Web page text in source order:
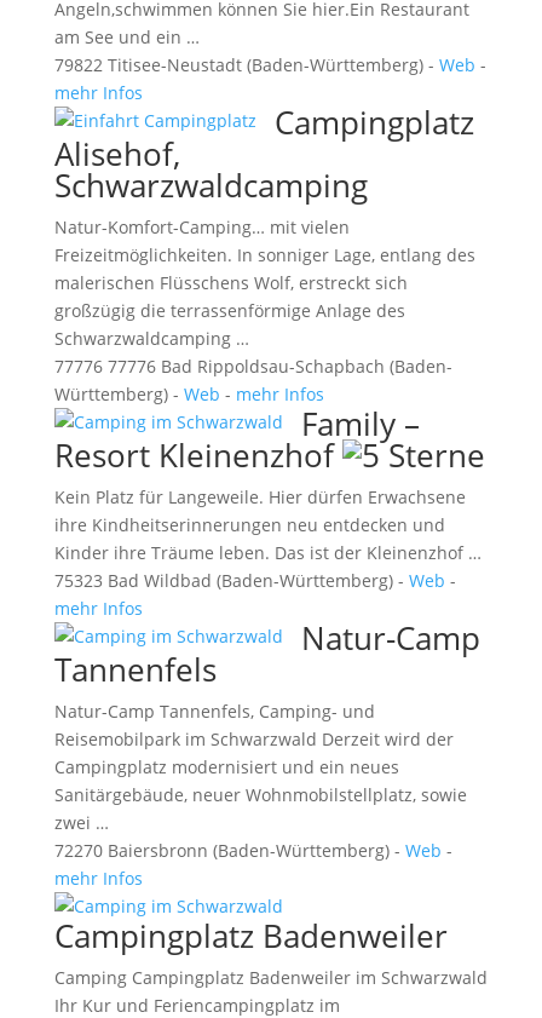
Angeln,schwimmen können Sie hier.Ein Restaurant
am See und ein …
79822 Titisee-Neustadt (Baden-Württemberg) - Web -
mehr Infos
Campingplatz
Alisehof,
Schwarzwaldcamping
Natur-Komfort-Camping… mit vielen
Freizeitmöglichkeiten. In sonniger Lage, entlang des
malerischen Flüsschens Wolf, erstreckt sich
großzügig die terrassenförmige Anlage des
Schwarzwaldcamping …
77776 77776 Bad Rippoldsau-Schapbach (Baden-
Württemberg) - Web - mehr Infos
Family –
Resort Kleinenzhof
Kein Platz für Langeweile. Hier dürfen Erwachsene
ihre Kindheitserinnerungen neu entdecken und
Kinder ihre Träume leben. Das ist der Kleinenzhof …
75323 Bad Wildbad (Baden-Württemberg) - Web -
mehr Infos
Natur-Camp
Tannenfels
Natur-Camp Tannenfels, Camping- und
Reisemobilpark im Schwarzwald Derzeit wird der
Campingplatz modernisiert und ein neues
Sanitärgebäude, neuer Wohnmobilstellplatz, sowie
zwei …
72270 Baiersbronn (Baden-Württemberg) - Web -
mehr Infos
Campingplatz Badenweiler
Camping Campingplatz Badenweiler im Schwarzwald
Ihr Kur und Feriencampingplatz im